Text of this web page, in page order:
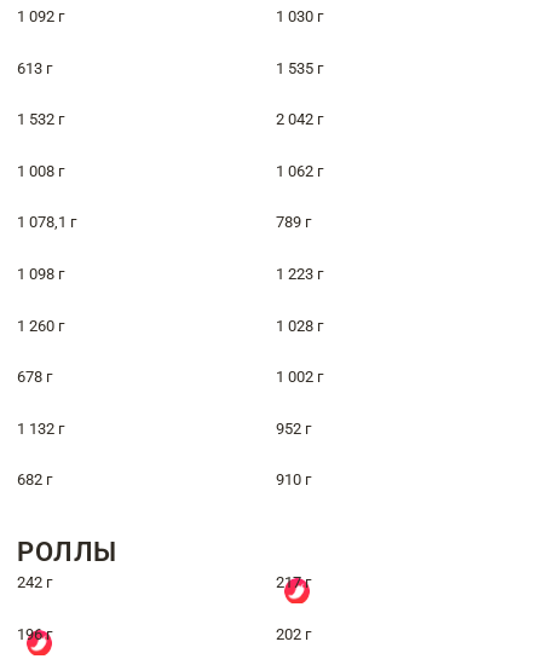
1 092 г 1 030 г
613 г 1 535 г
1 532 г 2 042 г
1 008 г 1 062 г
1 078,1 г 789 г
1 098 г 1 223 г
1 260 г 1 028 г
678 г 1 002 г
1 132 г 952 г
682 г 910 г
РОЛЛЫ
242 г 217 г
196 г 202 г